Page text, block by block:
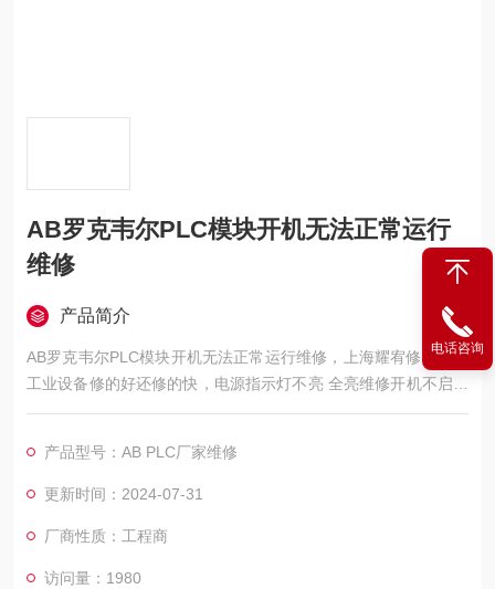
AB罗克韦尔PLC模块开机无法正常运行
维修
产品简介
AB罗克韦尔PLC模块开机无法正常运行维修，上海耀宥修西门子
工业设备修的好还修的快，电源指示灯不亮 全亮维修开机不启动
维修，指示灯全闪维修CPU通讯模块，功能模块坏维修，通讯连
修模块无输出维修，输出端口坏维修，电源指示灯不亮维修，B
F、SF灯亮维修，输出端没有输出维修，输入端不能控制维修，
产品型号：AB PLC厂家维修
更新时间：2024-07-31
厂商性质：工程商
访问量：1980
电话咨询